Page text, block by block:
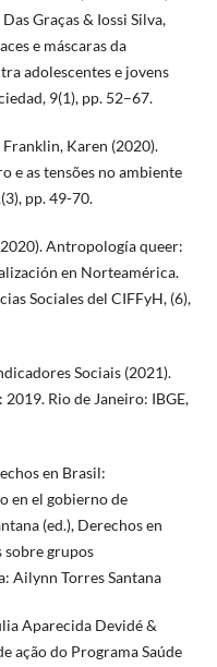
Graças & Iossi Silva,
e máscaras da
adolescentes e jovens
9(1), pp. 52–67.
Karen (2020).
e as tensões no ambiente
pp. 49-70.
Antropología queer:
en Norteamérica.
Sociales del CIFFyH, (6),
Sociais (2021).
2019. Rio de Janeiro: IBGE,
en Brasil:
en el gobierno de
(ed.), Derechos en
sobre grupos
Ailynn Torres Santana
Aparecida Devidé &
ação do Programa Saúde